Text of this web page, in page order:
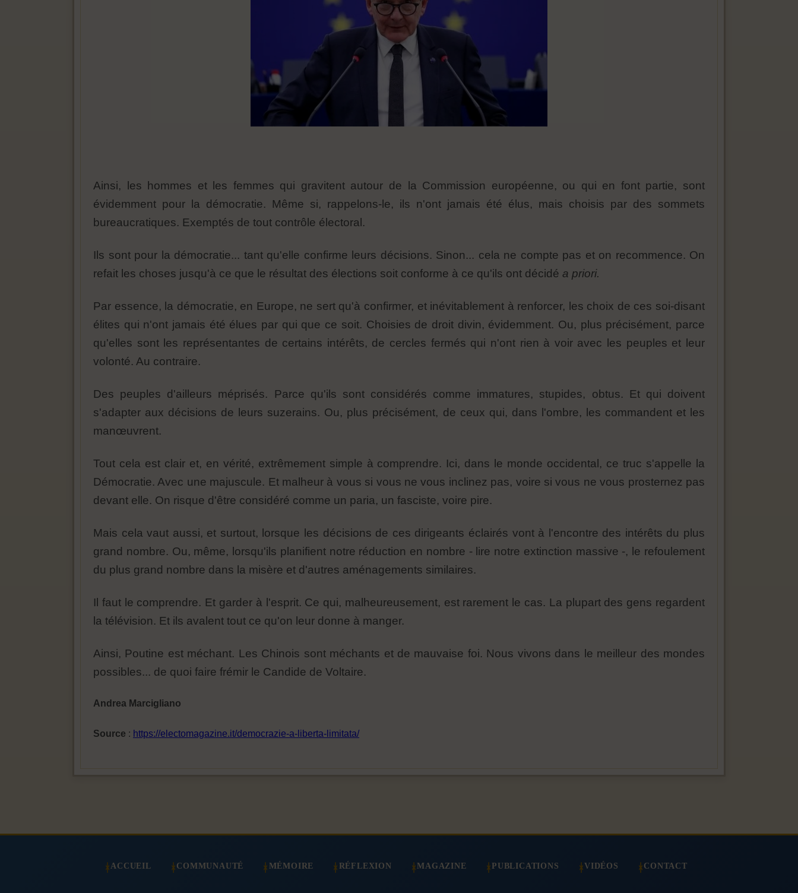
Ainsi, les hommes et les femmes qui gravitent autour de la Commission européenne, ou qui en font partie, sont
évidemment pour la démocratie. Même si, rappelons-le, ils n'ont jamais été élus, mais choisis par des sommets
bureaucratiques. Exemptés de tout contrôle électoral.
Ils sont pour la démocratie... tant qu'elle confirme leurs décisions. Sinon... cela ne compte pas et on recommence. On
refait les choses jusqu'à ce que le résultat des élections soit conforme à ce qu'ils ont décidé a priori.
Par essence, la démocratie, en Europe, ne sert qu'à confirmer, et inévitablement à renforcer, les choix de ces soi-disant
élites qui n'ont jamais été élues par qui que ce soit. Choisies de droit divin, évidemment. Ou, plus précisément, parce
qu'elles sont les représentantes de certains intérêts, de cercles fermés qui n'ont rien à voir avec les peuples et leur
volonté. Au contraire.
Des peuples d'ailleurs méprisés. Parce qu'ils sont considérés comme immatures, stupides, obtus. Et qui doivent
s'adapter aux décisions de leurs suzerains. Ou, plus précisément, de ceux qui, dans l'ombre, les commandent et les
manœuvrent.
Tout cela est clair et, en vérité, extrêmement simple à comprendre. Ici, dans le monde occidental, ce truc s'appelle la
Démocratie. Avec une majuscule. Et malheur à vous si vous ne vous inclinez pas, voire si vous ne vous prosternez pas
devant elle. On risque d'être considéré comme un paria, un fasciste, voire pire.
Mais cela vaut aussi, et surtout, lorsque les décisions de ces dirigeants éclairés vont à l'encontre des intérêts du plus
grand nombre. Ou, même, lorsqu'ils planifient notre réduction en nombre - lire notre extinction massive -, le refoulement
du plus grand nombre dans la misère et d'autres aménagements similaires.
Il faut le comprendre. Et garder à l'esprit. Ce qui, malheureusement, est rarement le cas. La plupart des gens regardent
la télévision. Et ils avalent tout ce qu'on leur donne à manger.
Ainsi, Poutine est méchant. Les Chinois sont méchants et de mauvaise foi. Nous vivons dans le meilleur des mondes
possibles... de quoi faire frémir le Candide de Voltaire.
Andrea Marcigliano
Source : https://electomagazine.it/democrazie-a-liberta-limitata/
ACCUEIL COMMUNAUTÉ MÉMOIRE RÉFLEXION MAGAZINE PUBLICATIONS VIDÉOS CONTACT